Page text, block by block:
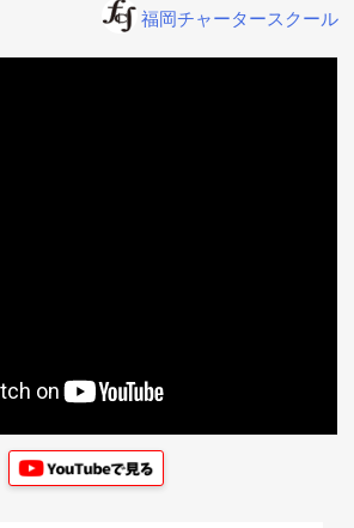
福岡チャータースクール